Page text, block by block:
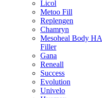
Licol
Metoo Fill
Replengen
Chamryn
Mesoheal Body HA
Filler
Gana
Reneall
Success
Evolution
Univelo